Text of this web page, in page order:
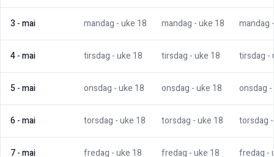
3 -mai mandag - uke 18 mandag - uke 18 mandag
4-mai tirsdag - uke 18 tirsdag - uke 18 tirsdag -
5-mai onsdag - uke 18 onsdag - uke 18 onsdag
6-mai torsdag - uke 18 torsdag - uke 18 torsdag
7-mai fredag - uke 18 fredag - uke 18 fredag -